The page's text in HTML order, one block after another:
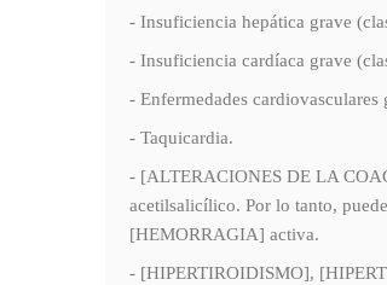
- Insuficiencia hepática grave
- Insuficiencia cardíaca grave
- Enfermedades
- Taquicardia.
- [ALTERACIONES DE LA
acetilsalicílico. Por lo tanto,
[HEMORRAGIA] activa.
- [HIPERTIROIDISMO],